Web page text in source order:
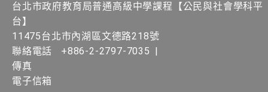
台北市政府教育局普通高級中學課程​【​公民與社會學科平
台】
11475台北市內湖區文德路218號
聯絡電話
+886-2-2797-7035 |
傳真
電子信箱